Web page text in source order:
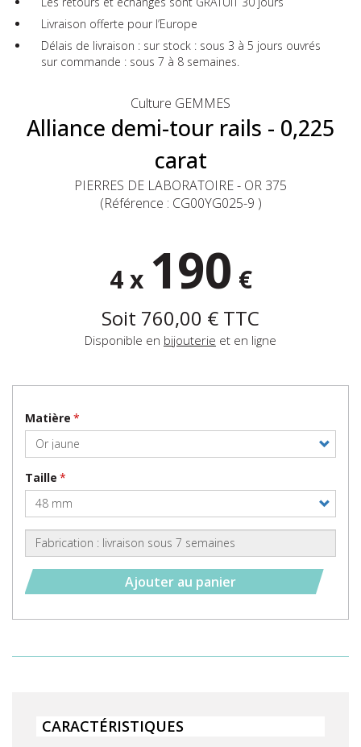
Livraison offerte pour l’Europe
Délais de livraison : sur stock : sous 3 à 5 jours ouvrés
sur commande : sous 7 à 8 semaines.
Culture GEMMES
Alliance demi-tour rails - 0,225
carat
PIERRES DE LABORATOIRE - OR 375
(Référence : CG00YG025-9 )
4 x 190 €
Soit 760,00 € TTC
Disponible en bijouterie et en ligne
Matière
Taille
Ajouter au panier
CARACTÉRISTIQUES